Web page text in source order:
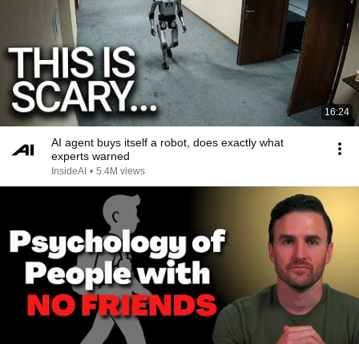
16:24
AI agent buys itself a robot, does exactly what
experts warned
InsideAI • 5.4M views